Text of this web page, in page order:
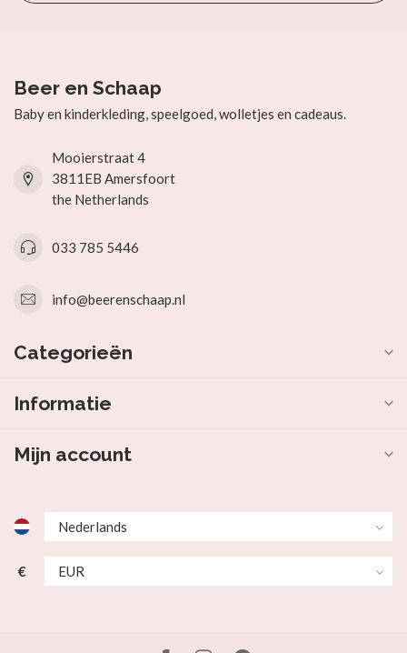
Beer en Schaap
Baby en kinderkleding, speelgoed, wolletjes en cadeaus.
Mooierstraat 4
3811EB Amersfoort
the Netherlands
033 785 5446
info@beerenschaap.nl
Categorieën
Informatie
Mijn account
€